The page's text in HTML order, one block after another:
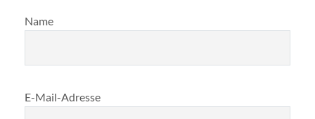
Name
E-Mail-Adresse